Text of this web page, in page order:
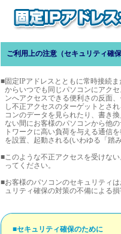
ご利用上の注意（セキュリティ確保
■固定IPアドレスとともに常時接続
からいつでも同じパソコンにアク
ンへアクセスできる便利さの反面
し不正アクセスのターゲットとさ
コンのデータを見られたり、書き
ない間にお客様のパソコンから他
トワークに高い負荷を与える通信
を設置、起動される(いわゆる「踏
■このような不正アクセスを受けな
ってください。
■お客様のパソコンのセキュリティ
ュリティ確保の対策の不備による
■セキュリティ確保のために